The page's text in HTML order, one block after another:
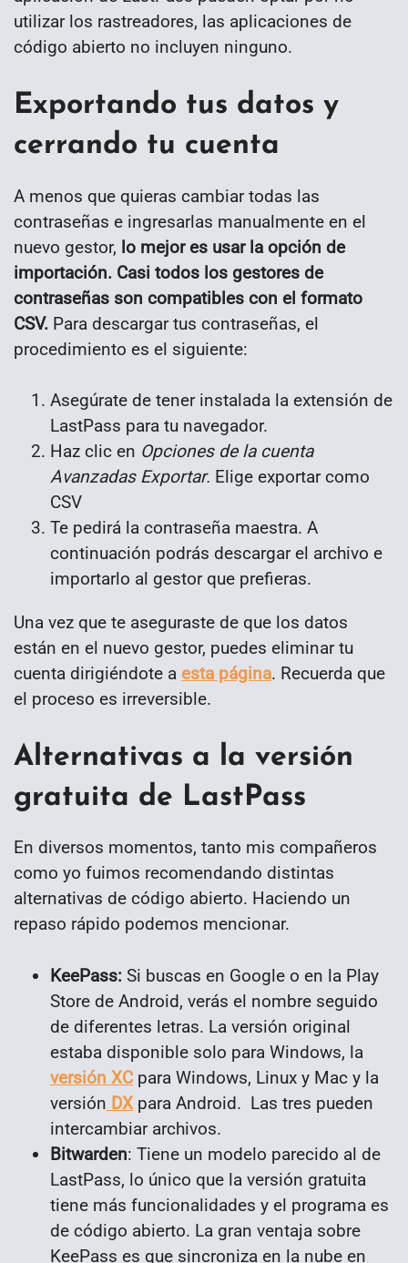
utilizar los rastreadores, las aplicaciones de
código abierto no incluyen ninguno.
Exportando tus datos y
cerrando tu cuenta
A menos que quieras cambiar todas las
contraseñas e ingresarlas manualmente en el
nuevo gestor, lo mejor es usar la opción de
importación. Casi todos los gestores de
contraseñas son compatibles con el formato
CSV. Para descargar tus contraseñas, el
procedimiento es el siguiente:
Asegúrate de tener instalada la extensión de
LastPass para tu navegador.
Haz clic en Opciones de la cuenta
Avanzadas Exportar. Elige exportar como
CSV
Te pedirá la contraseña maestra. A
continuación podrás descargar el archivo e
importarlo al gestor que prefieras.
Una vez que te aseguraste de que los datos
están en el nuevo gestor, puedes eliminar tu
cuenta dirigiéndote a esta página. Recuerda que
el proceso es irreversible.
Alternativas a la versión
gratuita de LastPass
En diversos momentos, tanto mis compañeros
como yo fuimos recomendando distintas
alternativas de código abierto. Haciendo un
repaso rápido podemos mencionar.
KeePass: Si buscas en Google o en la Play
Store de Android, verás el nombre seguido
de diferentes letras. La versión original
estaba disponible solo para Windows, la
versión XCpara Windows, Linux y Mac y la
versión DXpara Android. Las tres pueden
intercambiar archivos.
Bitwarden: Tiene un modelo parecido al de
LastPass, lo único que la versión gratuita
tiene más funcionalidades y el programa es
de código abierto. La gran ventaja sobre
KeePass es que sincroniza en la nube en